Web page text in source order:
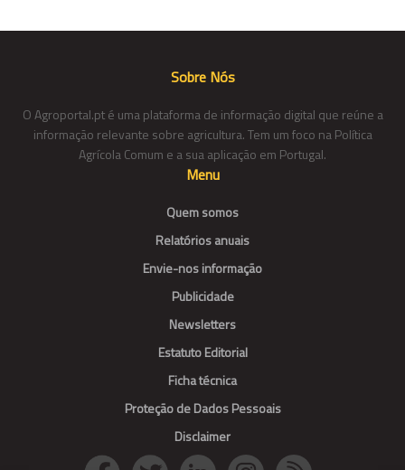
Sobre Nós
O Agroportal.pt é uma plataforma de informação digital que reúne a
informação relevante sobre agricultura. Tem um foco na Política
Agrícola Comum e a sua aplicação em Portugal.
Menu
Quem somos
Relatórios anuais
Envie-nos informação
Publicidade
Newsletters
Estatuto Editorial
Ficha técnica
Proteção de Dados Pessoais
Disclaimer